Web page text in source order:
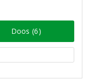
Doos (6)